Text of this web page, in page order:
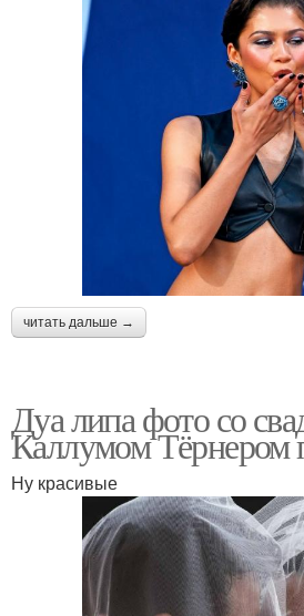
читать дальше →
Дуа липа фото со
Каллумом Тёрнером
Ну красивые